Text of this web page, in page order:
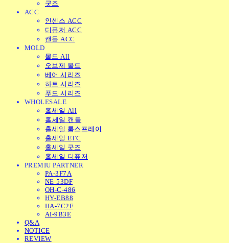
굿즈
ACC
인센스 ACC
디퓨저 ACC
캔들 ACC
MOLD
몰드 All
오브제 몰드
베어 시리즈
하트 시리즈
푸드 시리즈
WHOLESALE
홀세일 All
홀세일 캔들
홀세일 룸스프레이
홀세일 ETC
홀세일 굿즈
홀세일 디퓨저
PREMIU PARTNER
PA-3F7A
NE-53DF
OH-C-486
HY-EB88
HA-7C2F
AI-9B3E
Q&A
NOTICE
REVIEW